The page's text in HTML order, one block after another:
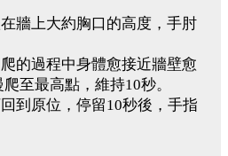
牆上大約胸口的高度，手肘
的過程中身體愈接近牆壁愈
至最高點，維持10秒。
到原位，停留10秒後，手指